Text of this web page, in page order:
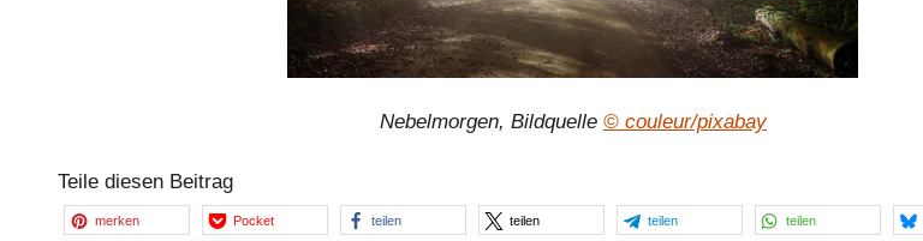
Nebelmorgen, Bildquelle © couleur/pixabay
Teile diesen Beitrag
merken Pocket teilen teilen teilen teilen